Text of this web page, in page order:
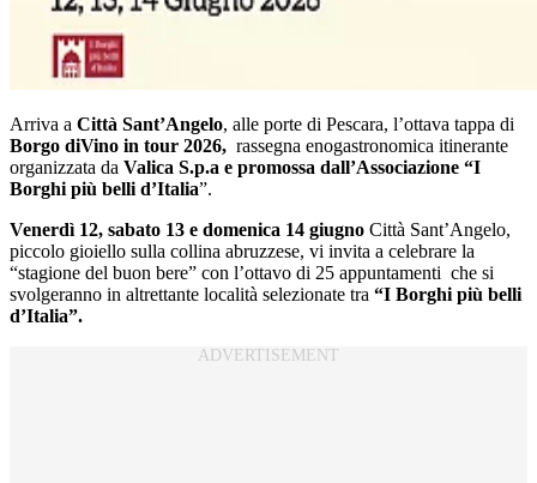
Arriva a Città Sant’Angelo, alle porte di Pescara, l’ottava tappa di
Borgo diVino in tour 2026, rassegna enogastronomica itinerante
organizzata da Valica S.p.a e promossa dall’Associazione “I
Borghi più belli d’Italia”.
Venerdì 12, sabato 13 e domenica 14 giugno Città Sant’Angelo,
piccolo gioiello sulla collina abruzzese, vi invita a celebrare la
“stagione del buon bere” con l’ottavo di 25 appuntamenti che si
svolgeranno in altrettante località selezionate tra “I Borghi più belli
d’Italia”.